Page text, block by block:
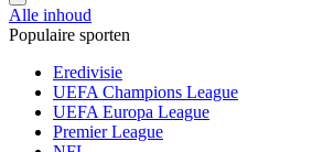
Alle inhoud
Populaire sporten
Eredivisie
UEFA Champions League
UEFA Europa League
Premier League